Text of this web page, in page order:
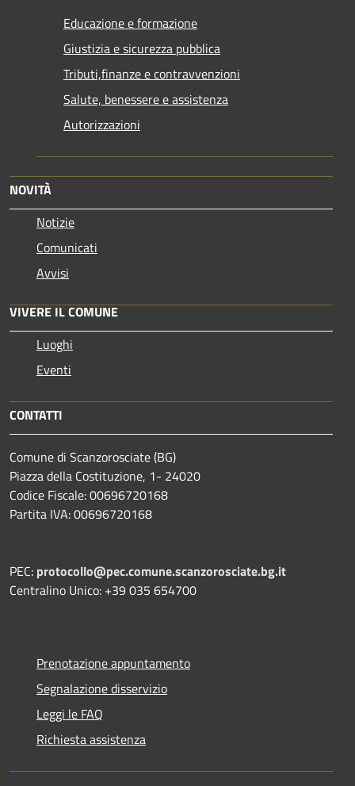
Educazione e formazione
Giustizia e sicurezza pubblica
Tributi,finanze e contravvenzioni
Salute, benessere e assistenza
Autorizzazioni
NOVITÀ
Notizie
Comunicati
Avvisi
VIVERE IL COMUNE
Luoghi
Eventi
CONTATTI
Comune di Scanzorosciate (BG)
Piazza della Costituzione, 1- 24020
Codice Fiscale: 00696720168
Partita IVA: 00696720168
PEC: protocollo@pec.comune.scanzorosciate.bg.it
Centralino Unico: +39 035 654700
Prenotazione appuntamento
Segnalazione disservizio
Leggi le FAQ
Richiesta assistenza